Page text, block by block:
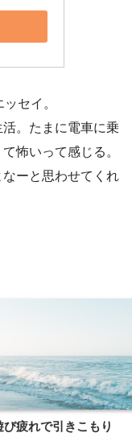
セイ。
。たまに電車に乗
怖いって感じる。
ーと思わせてくれ
び疲れで引きこもり